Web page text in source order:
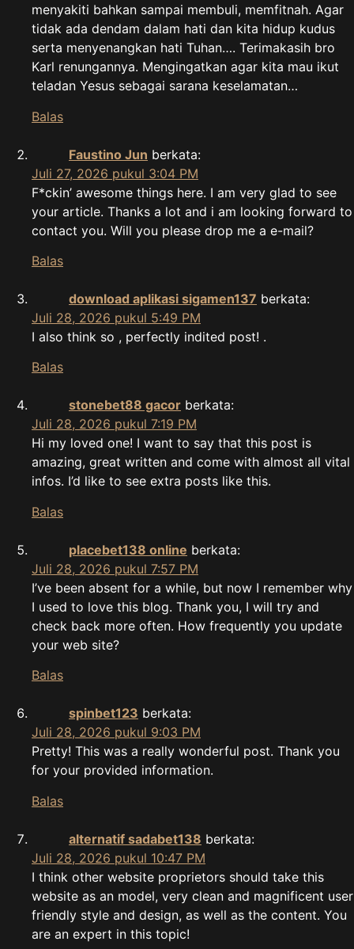
menyakiti bahkan sampai membuli, memfitnah. Agar
tidak ada dendam dalam hati dan kita hidup kudus
serta menyenangkan hati Tuhan…. Terimakasih bro
Karl renungannya. Mengingatkan agar kita mau ikut
teladan Yesus sebagai sarana keselamatan…
Balas
Faustino Jun berkata:
Juli 27, 2026 pukul 3:04 PM
F*ckin’ awesome things here. I am very glad to see
your article. Thanks a lot and i am looking forward to
contact you. Will you please drop me a e-mail?
Balas
download aplikasi sigamen137 berkata:
Juli 28, 2026 pukul 5:49 PM
I also think so , perfectly indited post! .
Balas
stonebet88 gacor berkata:
Juli 28, 2026 pukul 7:19 PM
Hi my loved one! I want to say that this post is
amazing, great written and come with almost all vital
infos. I’d like to see extra posts like this.
Balas
placebet138 online berkata:
Juli 28, 2026 pukul 7:57 PM
I’ve been absent for a while, but now I remember why
I used to love this blog. Thank you, I will try and
check back more often. How frequently you update
your web site?
Balas
spinbet123 berkata:
Juli 28, 2026 pukul 9:03 PM
Pretty! This was a really wonderful post. Thank you
for your provided information.
Balas
alternatif sadabet138 berkata:
Juli 28, 2026 pukul 10:47 PM
I think other website proprietors should take this
website as an model, very clean and magnificent user
friendly style and design, as well as the content. You
are an expert in this topic!